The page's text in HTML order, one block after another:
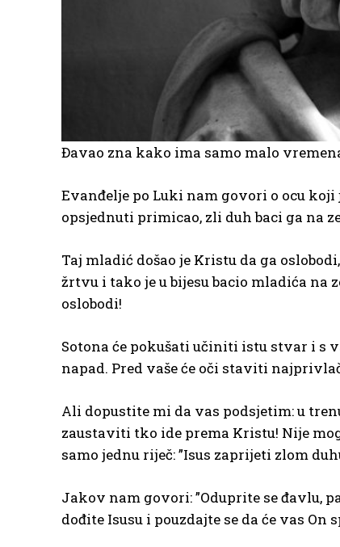
Đavao zna kako ima samo malo
Evanđelje po Luki nam govori o ocu koji
opsjednuti primicao, zli duh baci ga na
Taj mladić došao je Kristu da ga
žrtvu i tako je u bijesu bacio mladića na
oslobodi!
Sotona će pokušati učiniti istu stvar i s
napad. Pred vaše će oči staviti
Ali dopustite mi da vas podsjetim: u
zaustaviti tko ide prema Kristu! Nije
samo jednu riječ: ”Isus zaprijeti zlom
Jakov nam govori: ”Oduprite se đavlu,
dođite Isusu i pouzdajte se da će vas On